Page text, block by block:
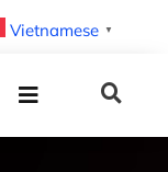
Vietnamese ▼